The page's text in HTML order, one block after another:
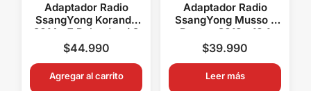
Adaptador Radio
SsangYong Korando
2014+ 7 Pulgadas / 2
Din
$44.990
Agregar al carrito
Adaptador Radio
SsangYong Musso /
Rexton 2018+ 10.1
Pulgadas
$39.990
Leer más